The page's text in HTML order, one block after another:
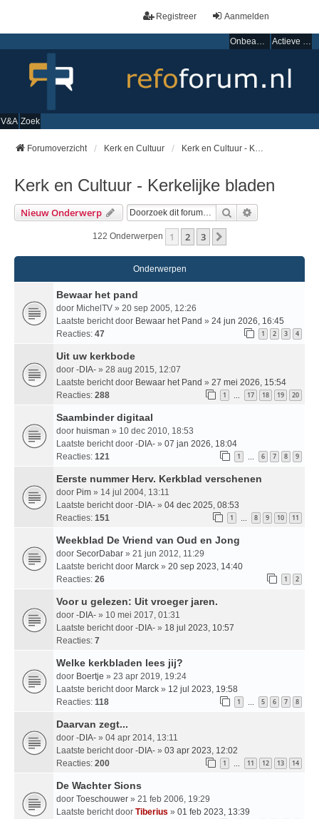
Aanmelden
Registreer
Onbeantwoorde onderwerpen Actieve onderwerpen
V&A Zoek
Forumoverzicht Kerk en Cultuur
Kerk en Cultuur - Kerkelijke bladen
Nieuw Onderwerp Zoek
122 Onderwerpen 1 2 3
Onderwerpen
Bewaar het pand
door MichelTV » 20 sep 2005, 12:26
Laatste bericht door Bewaar het Pand » 24 jun 2026, 16:45
Reacties: 47 1 2 3 4
Uit uw kerkbode
door -DIA- » 28 aug 2015, 12:07
Laatste bericht door Bewaar het Pand » 27 mei 2026, 15:54
Reacties: 288 1 … 17 18 19 20
Saambinder digitaal
door huisman » 10 dec 2010, 18:53
Laatste bericht door -DIA- » 07 jan 2026, 18:04
Reacties: 121 1 … 6 7 8 9
Eerste nummer Herv. Kerkblad verschenen
door Pim » 14 jul 2004, 13:11
Laatste bericht door -DIA- » 04 dec 2025, 08:53
Reacties: 151 1 … 8 9 10 11
Weekblad De Vriend van Oud en Jong
door SecorDabar » 21 jun 2012, 11:29
Laatste bericht door Marck » 20 sep 2023, 14:40
Reacties: 26 1 2
Voor u gelezen: Uit vroeger jaren.
door -DIA- » 10 mei 2017, 01:31
Laatste bericht door -DIA- » 18 jul 2023, 10:57
Reacties: 7
Welke kerkbladen lees jij?
door Boertje » 23 apr 2019, 19:24
Laatste bericht door Marck » 12 jul 2023, 19:58
Reacties: 118 1 … 5 6 7 8
Daarvan zegt...
door -DIA- » 04 apr 2014, 13:11
Laatste bericht door -DIA- » 03 apr 2023, 12:02
Reacties: 200 1 … 11 12 13 14
De Wachter Sions
door Toeschouwer » 21 feb 2006, 19:29
Laatste bericht door Tiberius » 01 feb 2023, 13:39